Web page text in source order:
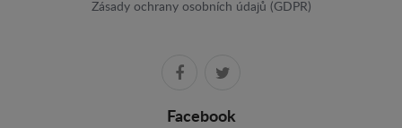
Zásady ochrany osobních údajů (GDPR)
Facebook